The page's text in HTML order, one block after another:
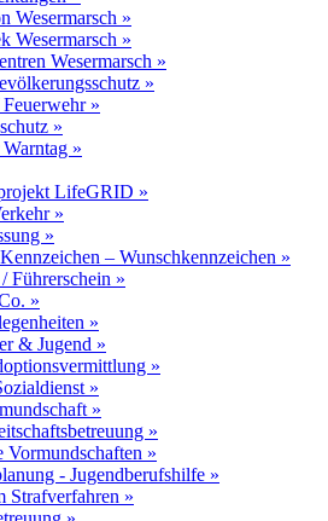
Wesermarsch »
Wesermarsch »
Wesermarsch »
»
»
»
»
LifeGRID »
»
»
– Wunschkennzeichen »
Führerschein »
»
»
& Jugend »
»
»
»
»
Vormundschaften »
- Jugendberufshilfe »
Strafverfahren »